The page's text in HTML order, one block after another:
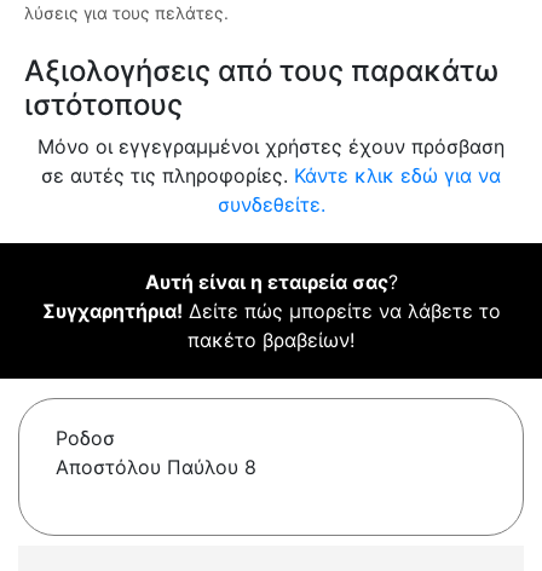
λύσεις για τους πελάτες.
Αξιολογήσεις από τους παρακάτω
ιστότοπους
Μόνο οι εγγεγραμμένοι χρήστες έχουν πρόσβαση
σε αυτές τις πληροφορίες. Κάντε κλικ εδώ για να
συνδεθείτε.
Αυτή είναι η εταιρεία σας?
Συγχαρητήρια! Δείτε πώς μπορείτε να λάβετε το
πακέτο βραβείων!
Ροδοσ
Αποστόλου Παύλου 8